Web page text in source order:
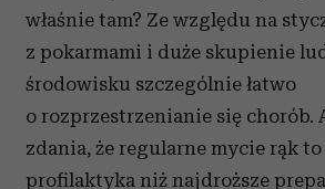
właśnie tam? Ze względu na
z pokarmami i duże skupienie
środowisku szczególnie łatwo
o rozprzestrzenianie się chorób.
zdania, że regularne mycie rąk
profilaktyka niż najdroższe